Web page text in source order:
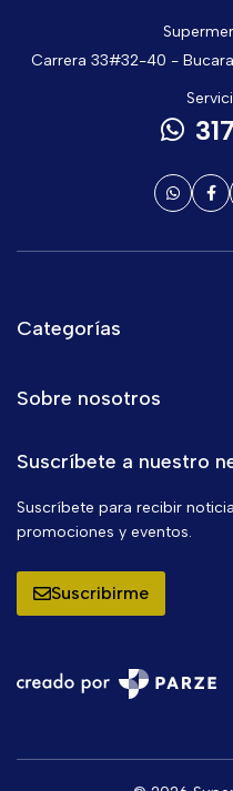
Carrera 33#32-40 -
Categorías
Sobre nosotros
Suscríbete a nuestro
Suscríbete para recibir
promociones y eventos.
Suscribirme